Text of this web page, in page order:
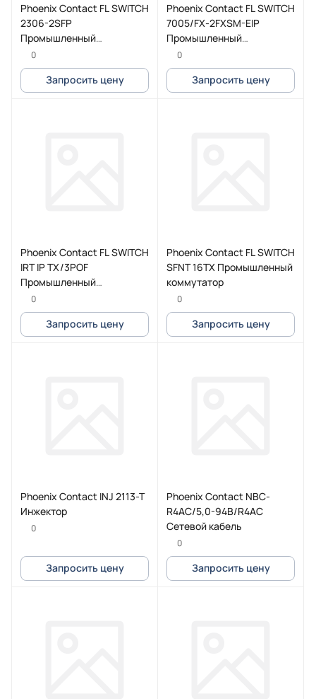
Phoenix Contact FL SWITCH
2306-2SFP
Промышленный
коммутатор
0
Запросить цену
Phoenix Contact FL SWITCH
7005/FX-2FXSM-EIP
Промышленный
коммутатор
0
Запросить цену
Phoenix Contact FL SWITCH
IRT IP TX/3POF
Промышленный
коммутатор
0
Запросить цену
Phoenix Contact FL SWITCH
SFNT 16TX Промышленный
коммутатор
0
Запросить цену
Phoenix Contact INJ 2113-T
Инжектор
0
Запросить цену
Phoenix Contact NBC-
R4AC/5,0-94B/R4AC
Сетевой кабель
0
Запросить цену